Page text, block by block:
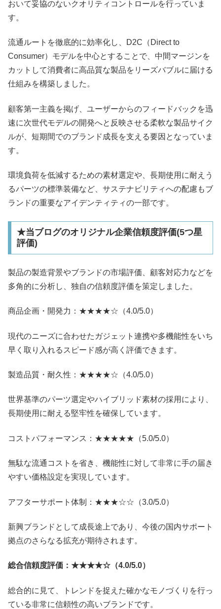
おいて妥協のないクオリティコントロールを行っていま
す。
流通ルートを徹底的に効率化し、D2C（Direct to
Consumer）モデルを中心とすることで、中間マージンを
カットして消費者に高品質な製品をリーズバブルに届ける
仕組みを構築しました。
顧客第一主義を掲げ、ユーザーからのフィードバックを迅
速に次世代モデルの開発へと反映させる柔軟な製品サイク
ルが、短期間でのブランド成長を支える要因となっていま
す。
環境負荷を低減するための素材選定や、長期使用に耐えう
るパーツの標準装備など、サステナビリティへの配慮もブ
ランドの重要なアイデンティティの一部です。
★当ブログのオリジナル企業信頼度評価(5つ星
評価)
製品の製造背景やブランドの市場評価、顧客対応力などを
多角的に分析し、独自の信頼度評価を策定しました。
商品企画・開発力：★★★★☆（4.0/5.0）
現代のニーズに合わせたガジェット連携や多機能性をいち
早く取り入れるスピード感が高く評価できます。
製造品質・耐久性：★★★★☆（4.0/5.0）
世界基準のパーツ選定やハイブリッド素材の採用により、
長期使用に耐える堅牢性を確保しています。
コストパフォーマンス：★★★★★（5.0/5.0）
無駄な流通コストを省き、機能性に対して非常に手の届き
やすい価格設定を実現しています。
アフターサポート体制：★★★☆☆（3.0/5.0）
新興ブランドとして成長途上であり、今後の国内サポート
拠点のさらなる拡充が期待されます。
総合信頼度評価：★★★★☆（4.0/5.0）
総合的に見て、トレンドを捉えた確かなモノづくりを行っ
ている非常に信頼性の高いブランドです。